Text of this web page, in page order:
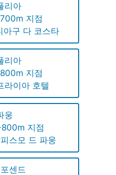
리아
지점
아구 다 코스타
리아
지점
라이아 호텔
웅
지점
스모 드 파웅
센드